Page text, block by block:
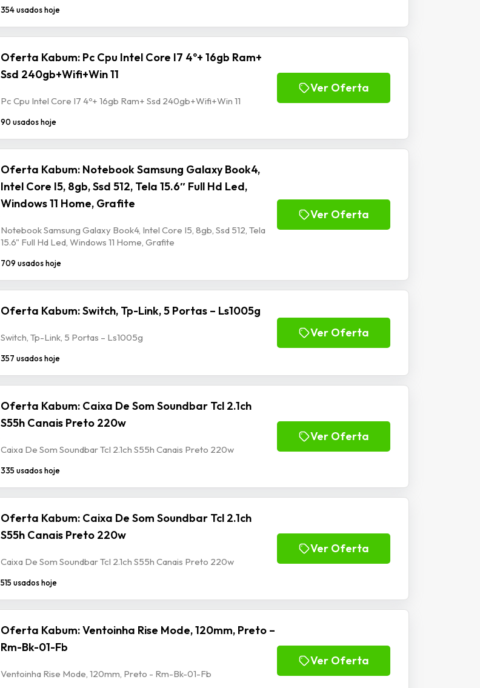
354 usados hoje
Oferta Kabum: Pc Cpu Intel Core I7 4º+ 16gb Ram+
Ssd 240gb+Wifi+Win 11
Pc Cpu Intel Core I7 4º+ 16gb Ram+ Ssd 240gb+Wifi+Win 11
90 usados hoje
Ver Oferta
Oferta Kabum: Notebook Samsung Galaxy Book4,
Intel Core I5, 8gb, Ssd 512, Tela 15.6″ Full Hd Led,
Windows 11 Home, Grafite
Notebook Samsung Galaxy Book4, Intel Core I5, 8gb, Ssd 512, Tela
15.6" Full Hd Led, Windows 11 Home, Grafite
709 usados hoje
Ver Oferta
Oferta Kabum: Switch, Tp-Link, 5 Portas – Ls1005g
Switch, Tp-Link, 5 Portas – Ls1005g
357 usados hoje
Ver Oferta
Oferta Kabum: Caixa De Som Soundbar Tcl 2.1ch
S55h Canais Preto 220w
Caixa De Som Soundbar Tcl 2.1ch S55h Canais Preto 220w
335 usados hoje
Ver Oferta
Oferta Kabum: Caixa De Som Soundbar Tcl 2.1ch
S55h Canais Preto 220w
Caixa De Som Soundbar Tcl 2.1ch S55h Canais Preto 220w
515 usados hoje
Ver Oferta
Oferta Kabum: Ventoinha Rise Mode, 120mm, Preto –
Rm-Bk-01-Fb
Ventoinha Rise Mode, 120mm, Preto - Rm-Bk-01-Fb
Ver Oferta